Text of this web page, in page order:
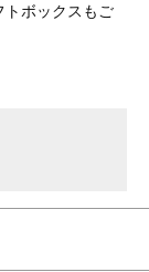
トボックスもご